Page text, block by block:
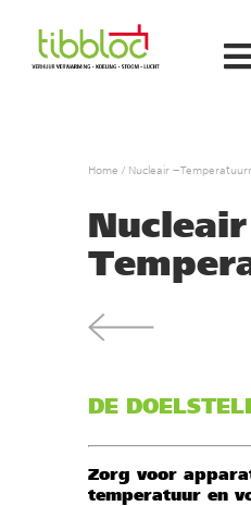
Home / Nucleair –
DE
Zorg voor
temperatuur en